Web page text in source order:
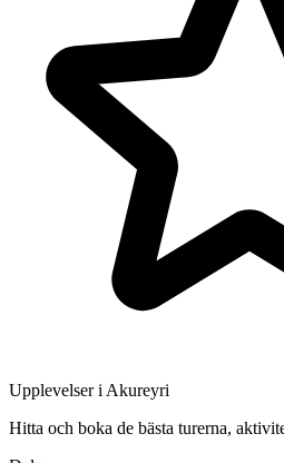
Upplevelser i Akureyri
Hitta och boka de bästa turerna,